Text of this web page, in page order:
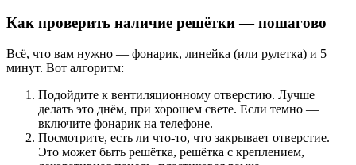
Как проверить наличие решётки — пошагово
Всё, что вам нужно — фонарик, линейка (или рулетка) и 5
минут. Вот алгоритм:
Подойдите к вентиляционному отверстию. Лучше
делать это днём, при хорошем свете. Если темно —
включите фонарик на телефоне.
Посмотрите, есть ли что-то, что закрывает отверстие.
Это может быть решётка, решётка с креплением,